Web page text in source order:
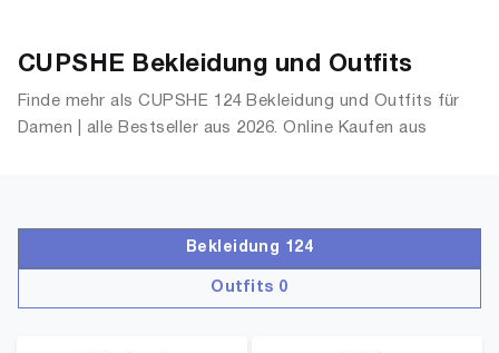
CUPSHE Bekleidung und Outfits
Finde mehr als CUPSHE 124 Bekleidung und Outfits für
Damen | alle Bestseller aus 2026. Online Kaufen aus
Bekleidung 124
Outfits 0